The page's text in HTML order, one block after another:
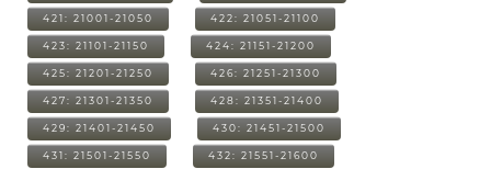
421: 21001-21050 422: 21051-21100
423: 21101-21150 424: 21151-21200
425: 21201-21250 426: 21251-21300
427: 21301-21350 428: 21351-21400
429: 21401-21450 430: 21451-21500
431: 21501-21550 432: 21551-21600